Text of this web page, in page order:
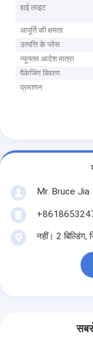
हाई लाइट
आपूर्ति की क्षमता
उत्पत्ति के प्लेस
न्यूनतम आदेश मात्रा
पैकेजिंग विवरण
प्रमाणन
Mr. Bruce Jia
नहीं। 2 बिल्डिंग,